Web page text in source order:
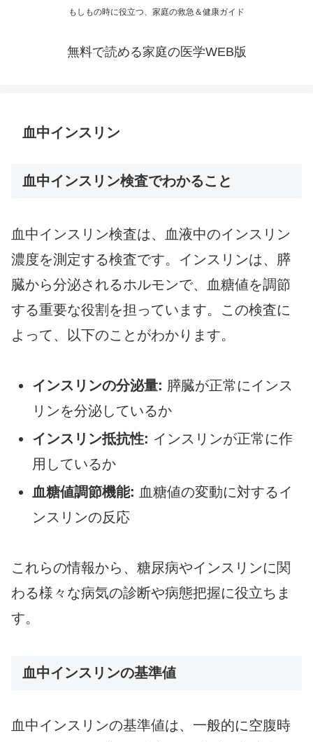
もしもの時に役立つ、家庭の救急＆健康ガイド
無料で読める家庭の医学WEB版
血中インスリン
血中インスリン検査でわかること
血中インスリン検査は、血液中のインスリン
濃度を測定する検査です。インスリンは、膵
臓から分泌されるホルモンで、血糖値を調節
する重要な役割を担っています。この検査に
よって、以下のことがわかります。
インスリンの分泌量: 膵臓が正常にインス
リンを分泌しているか
インスリン抵抗性: インスリンが正常に作
用しているか
血糖値調節機能: 血糖値の変動に対するイ
ンスリンの反応
これらの情報から、糖尿病やインスリンに関
わる様々な病気の診断や病態把握に役立ちま
す。
血中インスリンの基準値
血中インスリンの基準値は、一般的に空腹時